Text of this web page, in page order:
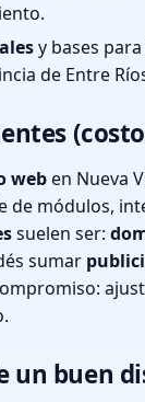
y bases para
de Entre
weben Nueva
de módulos,
suelen ser:
sumar
un buen